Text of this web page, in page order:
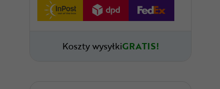
Koszty wysyłkiGRATIS!